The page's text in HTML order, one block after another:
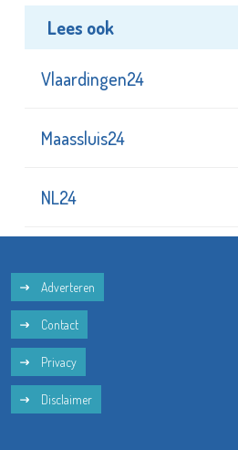
Lees ook
Vlaardingen24
Maassluis24
NL24
Adverteren
Contact
Privacy
Disclaimer